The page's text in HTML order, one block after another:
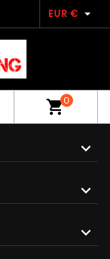
EUR € 
shopping_cart0